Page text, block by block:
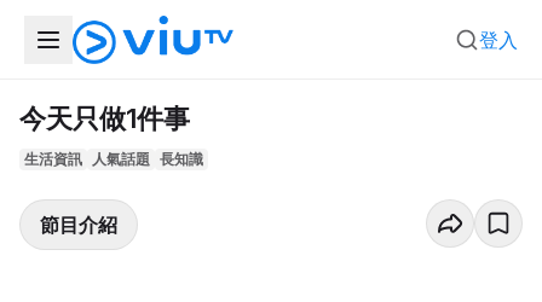
登入
今天只做1件事
生活資訊 人氣話題 長知識
節目介紹